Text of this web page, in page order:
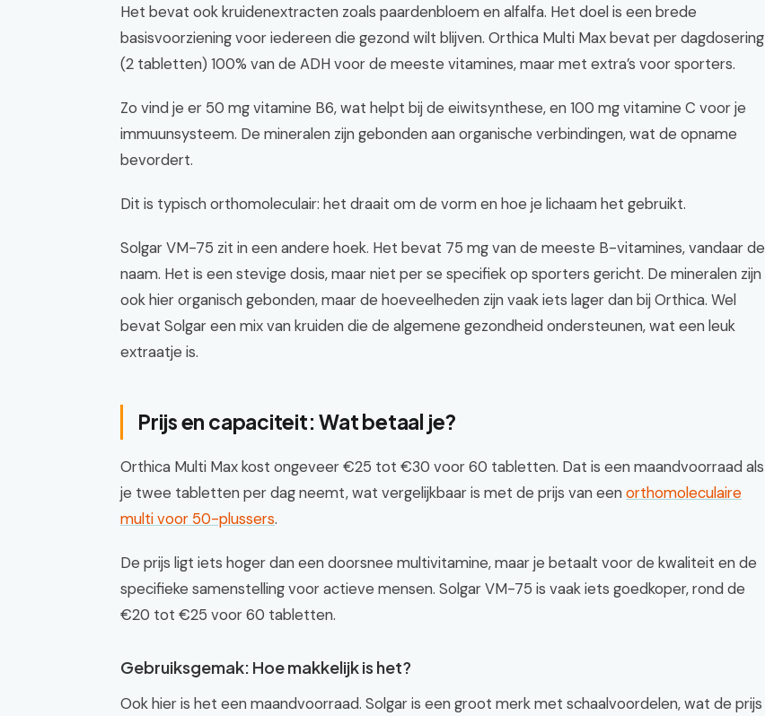
Het bevat ook kruidenextracten zoals paardenbloem en alfalfa. Het doel is een brede
basisvoorziening voor iedereen die gezond wilt blijven. Orthica Multi Max bevat per dagdosering
(2 tabletten) 100% van de ADH voor de meeste vitamines, maar met extra’s voor sporters.
Zo vind je er 50 mg vitamine B6, wat helpt bij de eiwitsynthese, en 100 mg vitamine C voor je
immuunsysteem. De mineralen zijn gebonden aan organische verbindingen, wat de opname
bevordert.
Dit is typisch orthomoleculair: het draait om de vorm en hoe je lichaam het gebruikt.
Solgar VM-75 zit in een andere hoek. Het bevat 75 mg van de meeste B-vitamines, vandaar de
naam. Het is een stevige dosis, maar niet per se specifiek op sporters gericht. De mineralen zijn
ook hier organisch gebonden, maar de hoeveelheden zijn vaak iets lager dan bij Orthica. Wel
bevat Solgar een mix van kruiden die de algemene gezondheid ondersteunen, wat een leuk
extraatje is.
Prijs en capaciteit: Wat betaal je?
Orthica Multi Max kost ongeveer €25 tot €30 voor 60 tabletten. Dat is een maandvoorraad als
je twee tabletten per dag neemt, wat vergelijkbaar is met de prijs van eenorthomoleculaire
multi voor 50-plussers.
De prijs ligt iets hoger dan een doorsnee multivitamine, maar je betaalt voor de kwaliteit en de
specifieke samenstelling voor actieve mensen. Solgar VM-75 is vaak iets goedkoper, rond de
€20 tot €25 voor 60 tabletten.
Gebruiksgemak: Hoe makkelijk is het?
Ook hier is het een maandvoorraad. Solgar is een groot merk met schaalvoordelen, wat de prijs